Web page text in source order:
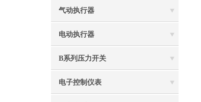
气动执行器
电动执行器
B系列压力开关
电子控制仪表